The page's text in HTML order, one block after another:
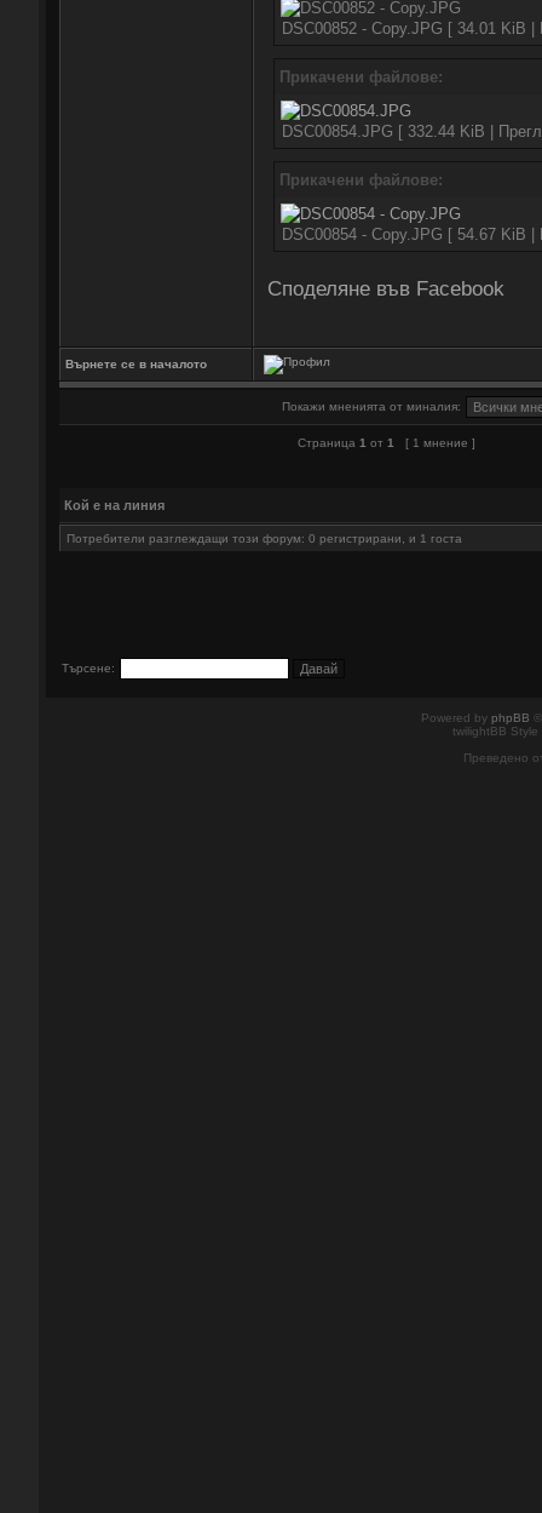
DSC00852 - Copy.JPG [ 34.01 KiB
Прикачени файлове:
DSC00854.JPG [ 332.44 KiB |
Прикачени файлове:
DSC00854 - Copy.JPG [ 54.67 KiB
Споделяне във Facebook
Върнете се в началото
Покажи мненията от миналия:
Страница 1 от 1 [ 1 мнение ]
Кой е на линия
Потребители разглеждащи този форум: 0 регистрирани, и 1 госта
Търсене:
Powered by phpBB
twilightBB
Преведено